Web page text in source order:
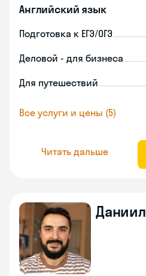
Английский язык
Подготовка к ЕГЭ/ОГЭ
Деловой - для бизнеса
Для путешествий
Все услуги и цены (5)
Читать дальше
Даниил